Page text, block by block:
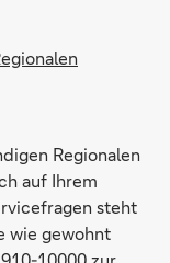
Regionalen
auf Ihrem
steht
wie gewohnt